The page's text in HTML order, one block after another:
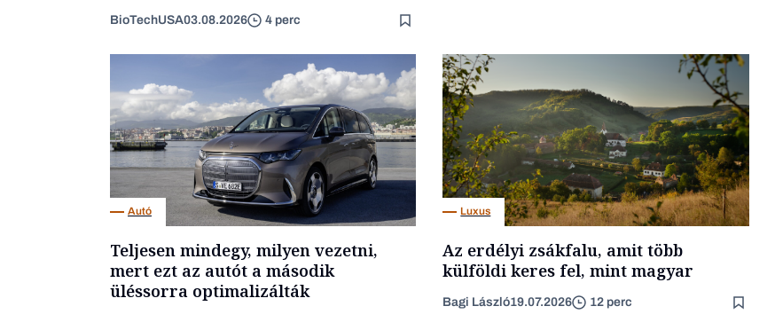
BioTechUSA03.08.2026 4 perc
Autó
Teljesen mindegy, milyen vezetni,
mert ezt az autót a második
üléssorra optimalizálták
Luxus
Az erdélyi zsákfalu, amit több
külföldi keres fel, mint magyar
Bagi László19.07.2026 12 perc